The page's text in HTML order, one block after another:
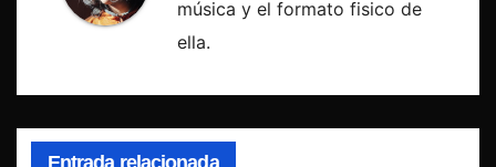
música y el formato fisico de
ella.